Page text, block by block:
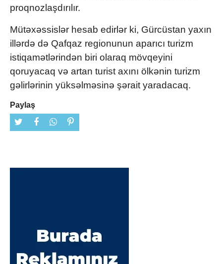
proqnozlaşdırılır.
Mütəxəssislər hesab edirlər ki, Gürcüstan yaxın
illərdə də Qafqaz regionunun aparıcı turizm
istiqamətlərindən biri olaraq mövqeyini
qoruyacaq və artan turist axını ölkənin turizm
gəlirlərinin yüksəlməsinə şərait yaradacaq.
Paylaş